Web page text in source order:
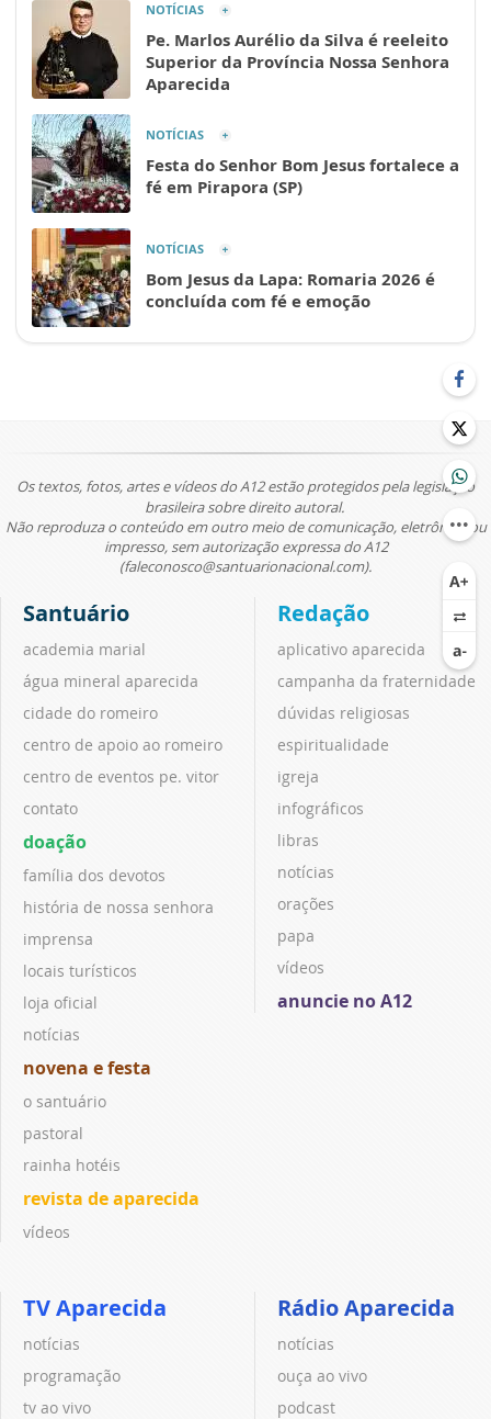
NOTÍCIAS
Pe. Marlos Aurélio da Silva é reeleito
Superior da Província Nossa Senhora
Aparecida
NOTÍCIAS
Festa do Senhor Bom Jesus fortalece a
fé em Pirapora (SP)
NOTÍCIAS
Bom Jesus da Lapa: Romaria 2026 é
concluída com fé e emoção
Os textos, fotos, artes e vídeos do A12 estão protegidos pela legislação
brasileira sobre direito autoral.
Não reproduza o conteúdo em outro meio de comunicação, eletrônico ou
impresso, sem autorização expressa do A12
(faleconosco@santuarionacional.com).
Santuário
academia marial
água mineral aparecida
cidade do romeiro
centro de apoio ao romeiro
centro de eventos pe. vitor
contato
doação
família dos devotos
história de nossa senhora
imprensa
locais turísticos
loja oficial
notícias
novena e festa
o santuário
pastoral
rainha hotéis
revista de aparecida
vídeos
Redação
aplicativo aparecida
campanha da fraternidade
dúvidas religiosas
espiritualidade
igreja
infográficos
libras
notícias
orações
papa
vídeos
anuncie no A12
TV Aparecida
notícias
programação
tv ao vivo
Rádio Aparecida
notícias
ouça ao vivo
podcast